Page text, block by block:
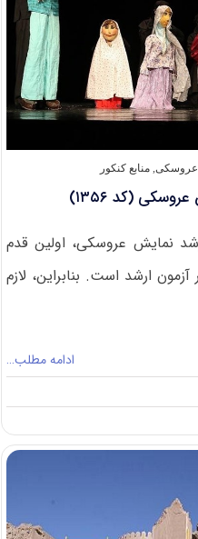
عروسکی, منابع کنکور
(کد ۱۳۵۶)
نمایش عروسکی، اولین قدم
ارشد است. بنابراین، لازم
ادامه مطلب…